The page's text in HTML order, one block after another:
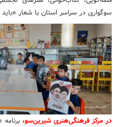
سوگواری در سراسر استان با شعار
در مرکز فرهنگی‌هنری شیرین‌سو،